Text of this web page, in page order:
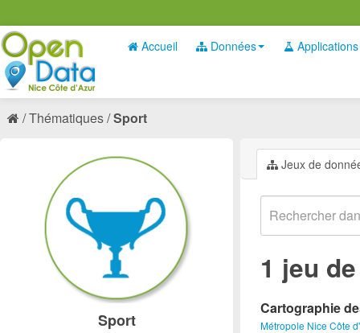
Accueil Données Applications
Thématiques Sport
Jeux de
1 jeu
Cartographie
Métropole Nice Côte
Sport